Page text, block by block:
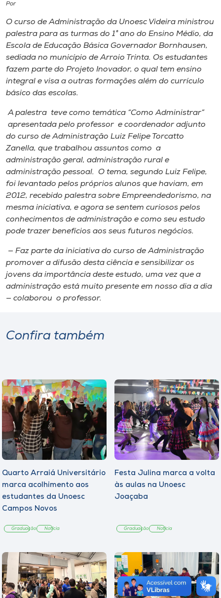
CPA
Biblioteca
Rádio
Museu
Unoesc
Store
Selecione
A+
Por
O curso de Administração da Unoesc Videira ministrou
palestra para as turmas do 1° ano do Ensino Médio, da
Escola de Educação Básica Governador Bornhausen,
sediada no município de Arroio Trinta. Os estudantes
fazem parte do Projeto Inovador, o qual tem ensino
integral e visa a outras formações além do currículo
básico das escolas.
A palestra teve como temática “Como Administrar”
apresentada pelo professor e coordenador adjunto
do curso de Administração Luiz Felipe Torcatto
Zanella, que trabalhou assuntos como a
administração geral, administração rural e
administração pessoal. O tema, segundo Luiz Felipe,
foi levantado pelos próprios alunos que haviam, em
2012, recebido palestra sobre Empreendedorismo, na
mesma iniciativa, e agora se sentem curiosos pelos
conhecimentos de administração e como seu estudo
pode trazer benefícios aos seus futuros negócios.
— Faz parte da iniciativa do curso de Administração
promover a difusão desta ciência e sensibilizar os
jovens da importância deste estudo, uma vez que a
administração está muito presente em nosso dia a dia
— colaborou o professor.
Confira também
Quarto Arraiá Universitário
marca acolhimento aos
estudantes da Unoesc
Campos Novos
Graduação Notícia
Festa Julina marca a volta
às aulas na Unoesc
Joaçaba
Graduação Notícia